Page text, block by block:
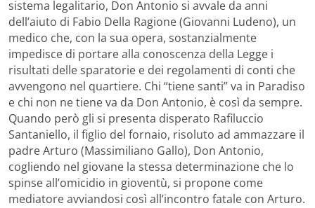
sistema legalitario, Don Antonio si avvale da anni
dell’aiuto di Fabio Della Ragione (Giovanni Ludeno), un
medico che, con la sua opera, sostanzialmente
impedisce di portare alla conoscenza della Legge i
risultati delle sparatorie e dei regolamenti di conti che
avvengono nel quartiere. Chi “tiene santi” va in Paradiso
e chi non ne tiene va da Don Antonio, è così da sempre.
Quando però gli si presenta disperato Rafiluccio
Santaniello, il figlio del fornaio, risoluto ad ammazzare il
padre Arturo (Massimiliano Gallo), Don Antonio,
cogliendo nel giovane la stessa determinazione che lo
spinse all’omicidio in gioventù, si propone come
mediatore avviandosi così all’incontro fatale con Arturo.